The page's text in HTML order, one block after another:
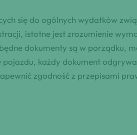
się do ogólnych wydatków
istotne jest zrozumienie
dokumenty są w porządku,
każdy dokument
zgodność z przepisami